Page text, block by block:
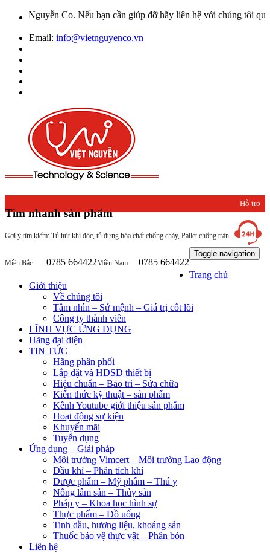
đỡ hãy liên hệ với chúng tôi qua Hotline: 0932 664422
Email: info@vietnguyenco.vn
Tìm nhanh sản phẩm
Gợi ý tìm kiếm: Tủ hút khí độc, tủ đựng hóa chất chống cháy, Pallet chống tràn...
Hỗ trợ
khách
hàng
Miền Bắc 0785 664422Miền Nam 0785 664422
Toggle navigation
Trang chủ
Giới thiệu
Về chúng tôi
Tầm nhìn – Sứ mệnh – Giá trị cốt lõi
Công ty thành viên
LĨNH VỰC ỨNG DỤNG
Hãng đại diện
TIN TỨC
Hãng phân phối
Lắp đặt và HDSD thiết bị
Hiệu chuẩn – Bảo trì – Sửa chữa
Kiến thức kỹ thuật – sản phẩm
Kênh Youtube giới thiệu sản phẩm
Hoạt động sự kiện
Khuyến mãi
Tuyển dụng
Ứng dụng – Giải pháp
Môi trường Vimcert – Môi trường Lao động
Dầu khí – Phân tích khí
Dược phẩm – Mỹ phẩm – Thú y
Nông lâm sản – Thủy sản
Pháp y – Khoa học hình sự
Thực phẩm – Đồ uống
Tinh dầu, hương liệu, khoáng sản
Thuốc bảo vệ thực vật – Phân bón
Liên hệ